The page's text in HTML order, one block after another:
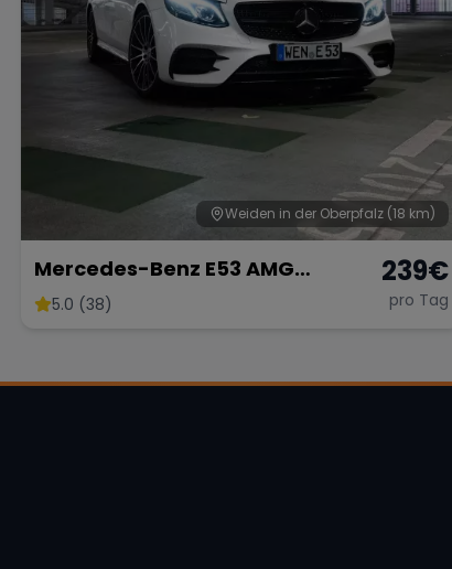
Weiden in der Oberpfalz (18 km)
Mercedes-Benz E53 AMG
Performance
5.0 (38)
239€
pro Tag